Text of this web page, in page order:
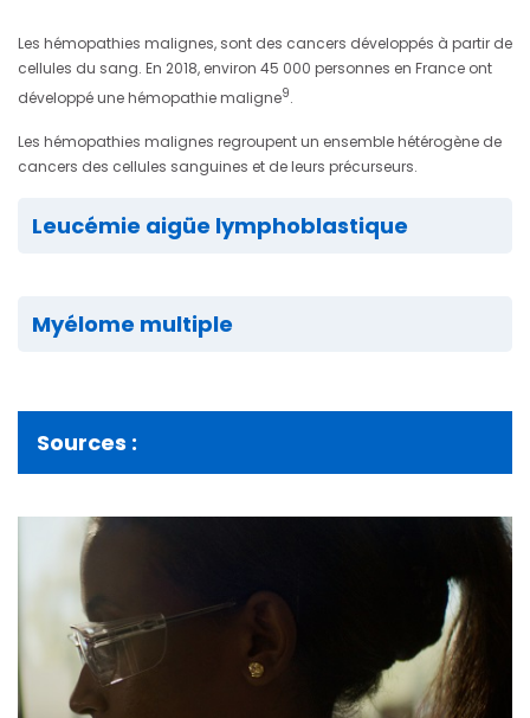
Les hémopathies malignes, sont des cancers développés à partir de
cellules du sang. En 2018, environ 45 000 personnes en France ont
développé une hémopathie maligne9.
Les hémopathies malignes regroupent un ensemble hétérogène de
cancers des cellules sanguines et de leurs précurseurs.
Leucémie aigüe lymphoblastique
Myélome multiple
Sources :